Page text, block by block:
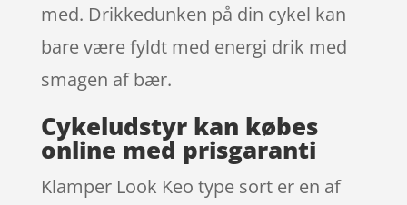
med. Drikkedunken på din cykel kan
bare være fyldt med energi drik med
smagen af bær.
Cykeludstyr kan købes
online med prisgaranti
Klamper Look Keo type sort er en af